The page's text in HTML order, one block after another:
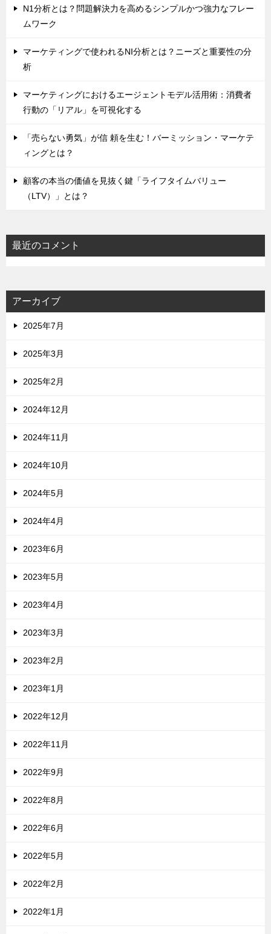
N1分析とは？問題解決力を高めるシンプルかつ強力なフレー
ムワーク
マーケティングで使われるNI分析とは？ニーズと重要性の分
析
マーケティングにおけるエージェントモデル活用術：消費者
行動の「リアル」を可視化する
「売らない勇気」が信 頼を生む！バーミッション・マーケテ
ィングとは？
顧客の本当の価値を見抜く鍵「ライフタイムバリュー
（LTV）」とは？
最近のコメント
アーカイブ
2025年7月
2025年3月
2025年2月
2024年12月
2024年11月
2024年10月
2024年5月
2024年4月
2023年6月
2023年5月
2023年4月
2023年3月
2023年2月
2023年1月
2022年12月
2022年11月
2022年9月
2022年8月
2022年6月
2022年5月
2022年2月
2022年1月